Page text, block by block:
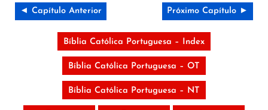
◄ Capítulo Anterior Próximo Capítulo ►
Bíblia Católica Portuguesa – Index
Bíblia Católica Portuguesa – OT
Bíblia Católica Portuguesa – NT